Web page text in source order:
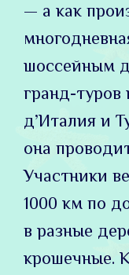
— а как
шоссейным
гранд-
д’Италия и
она
Участники
1000 км по
в разные
крошечные.